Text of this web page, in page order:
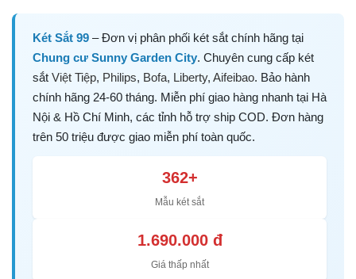
Két Sắt 99 – Đơn vị phân phối két sắt chính hãng tại
Chung cư Sunny Garden City. Chuyên cung cấp két
sắt Việt Tiệp, Philips, Bofa, Liberty, Aifeibao. Bảo hành
chính hãng 24-60 tháng. Miễn phí giao hàng nhanh tại Hà
Nội & Hồ Chí Minh, các tỉnh hỗ trợ ship COD. Đơn hàng
trên 50 triệu được giao miễn phí toàn quốc.
362+
Mẫu két sắt
1.690.000 đ
Giá thấp nhất